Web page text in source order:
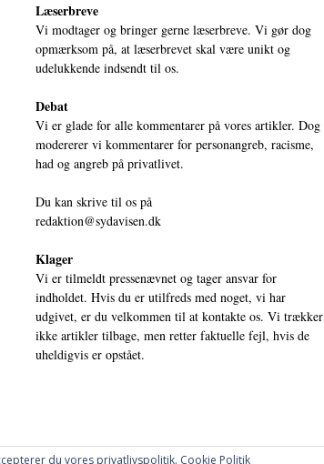
Læserbreve
Vi modtager og bringer gerne læserbreve. Vi gør dog
opmærksom på, at læserbrevet skal være unikt og
udelukkende indsendt til os.
Debat
Vi er glade for alle kommentarer på vores artikler. Dog
modererer vi kommentarer for personangreb, racisme,
had og angreb på privatlivet.
Du kan skrive til os på
redaktion@sydavisen.dk
Klager
Vi er tilmeldt pressenævnet og tager ansvar for
indholdet. Hvis du er utilfreds med noget, vi har
udgivet, er du velkommen til at kontakte os. Vi trækker
ikke artikler tilbage, men retter faktuelle fejl, hvis de
uheldigvis er opstået.
du vores privatlivspolitik. Cookie Politik